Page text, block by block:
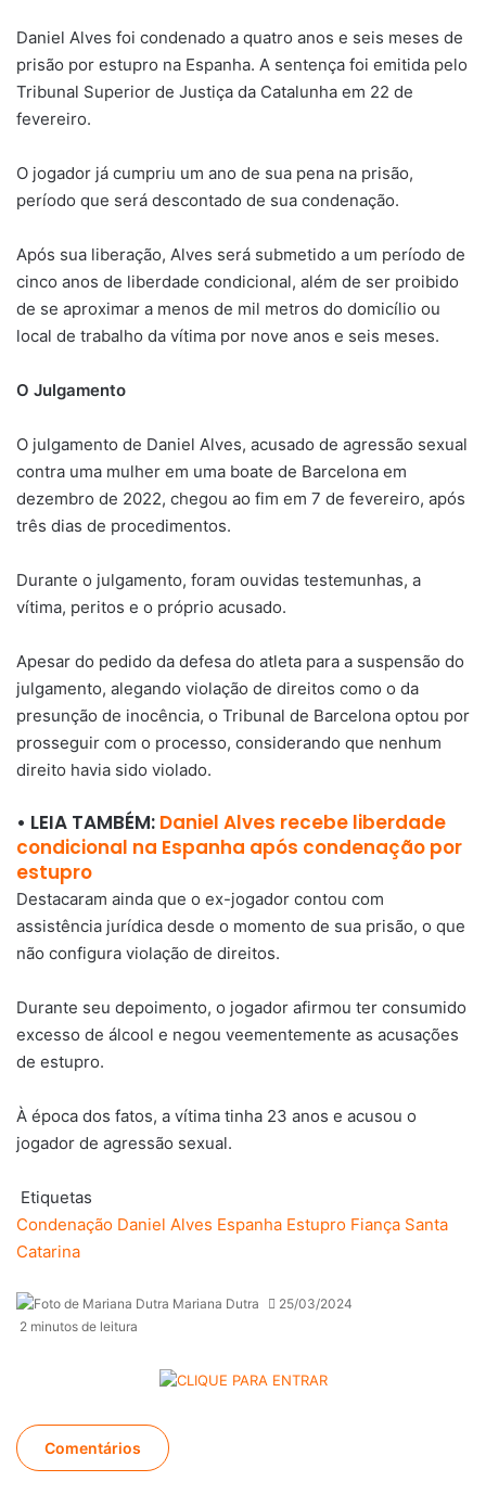
Daniel Alves foi condenado a quatro anos e seis meses de
prisão por estupro na Espanha. A sentença foi emitida pelo
Tribunal Superior de Justiça da Catalunha em 22 de
fevereiro.
O jogador já cumpriu um ano de sua pena na prisão,
período que será descontado de sua condenação.
Após sua liberação, Alves será submetido a um período de
cinco anos de liberdade condicional, além de ser proibido
de se aproximar a menos de mil metros do domicílio ou
local de trabalho da vítima por nove anos e seis meses.
O Julgamento
O julgamento de Daniel Alves, acusado de agressão sexual
contra uma mulher em uma boate de Barcelona em
dezembro de 2022, chegou ao fim em 7 de fevereiro, após
três dias de procedimentos.
Durante o julgamento, foram ouvidas testemunhas, a
vítima, peritos e o próprio acusado.
Apesar do pedido da defesa do atleta para a suspensão do
julgamento, alegando violação de direitos como o da
presunção de inocência, o Tribunal de Barcelona optou por
prosseguir com o processo, considerando que nenhum
direito havia sido violado.
• LEIA TAMBÉM: Daniel Alves recebe liberdade
condicional na Espanha após condenação por
estupro
Destacaram ainda que o ex-jogador contou com
assistência jurídica desde o momento de sua prisão, o que
não configura violação de direitos.
Durante seu depoimento, o jogador afirmou ter consumido
excesso de álcool e negou veementemente as acusações
de estupro.
À época dos fatos, a vítima tinha 23 anos e acusou o
jogador de agressão sexual.
Etiquetas
Condenação Daniel Alves Espanha Estupro Fiança Santa
Catarina
Mariana Dutra
25/03/2024
2 minutos de leitura
Comentários